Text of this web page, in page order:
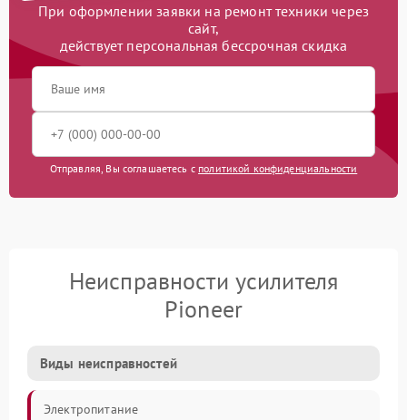
При оформлении заявки на ремонт техники через
сайт,
действует персональная бессрочная скидка
Отправляя, Вы соглашаетесь с политикой конфиденциальности
Неисправности усилителя
Pioneer
Виды неисправностей
Электропитание